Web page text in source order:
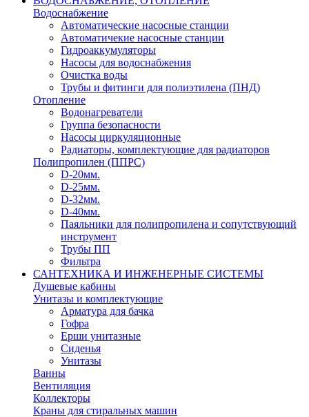
Водоснабжение
Автоматичеcкие насосные станции
Автоматичекие насосные станции
Гидроаккумуляторы
Насосы для водоснабжения
Очистка воды
Трубы и фитинги для полиэтилена (ПНД)
Отопление
Водонагреватели
Группа безопасности
Насосы циркуляционные
Радиаторы, комплектующие для радиаторов
Полипропилен (ППРС)
D-20мм.
D-25мм.
D-32мм.
D-40мм.
Паяльники для полипропилена и сопутствующий
инструмент
Трубы ПП
Фильтра
САНТЕХНИКА И ИНЖЕНЕРНЫЕ СИСТЕМЫ
Душевые кабины
Унитазы и комплектующие
Арматура для бачка
Гофра
Ерши унитазные
Сиденья
Унитазы
Ванны
Вентиляция
Коллекторы
Краны для стиральных машин